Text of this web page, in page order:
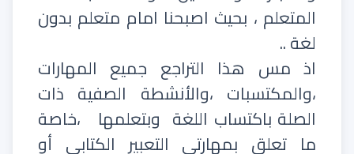
المتعلم ، بحيث اصبحنا امام متعلم بدون
لغة ..
اذ مس هذا التراجع جميع المهارات
،والمكتسبات ،والأنشطة الصفية ذات
الصلة باكتساب اللغة وبتعلمها
،خاصة
ما تعلق بمهارتي التعبير الكتابي أو